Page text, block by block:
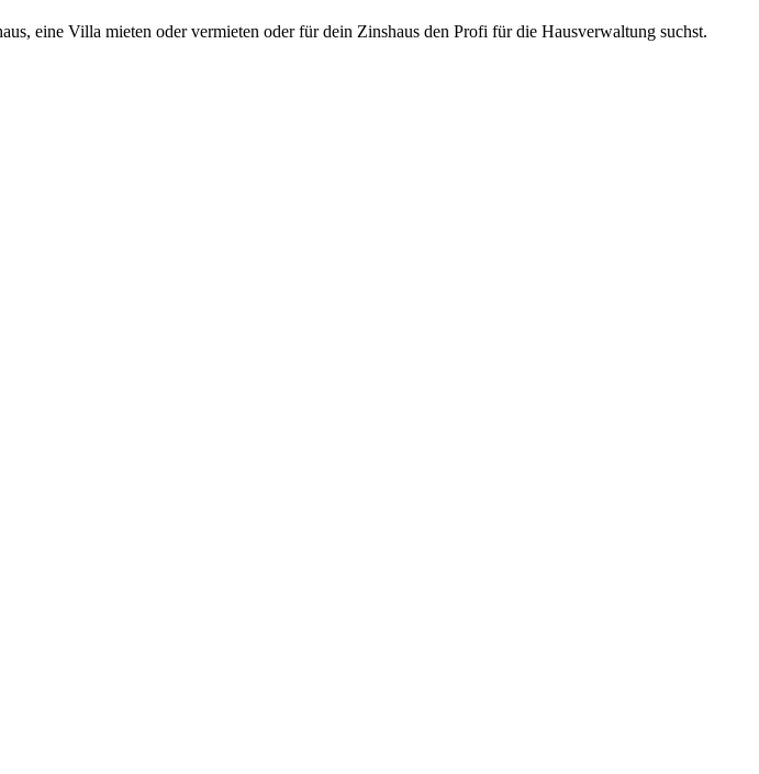
eine Villa mieten oder vermieten oder für dein Zinshaus den Profi für die Hausverwaltung suchst.